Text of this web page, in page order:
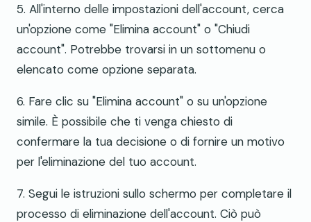
5. All'interno delle impostazioni dell'account, cerca
un'opzione come "Elimina account" o "Chiudi
account". Potrebbe trovarsi in un sottomenu o
elencato come opzione separata.
6. Fare clic su "Elimina account" o su un'opzione
simile. È possibile che ti venga chiesto di
confermare la tua decisione o di fornire un motivo
per l'eliminazione del tuo account.
7. Segui le istruzioni sullo schermo per completare il
processo di eliminazione dell'account. Ciò può